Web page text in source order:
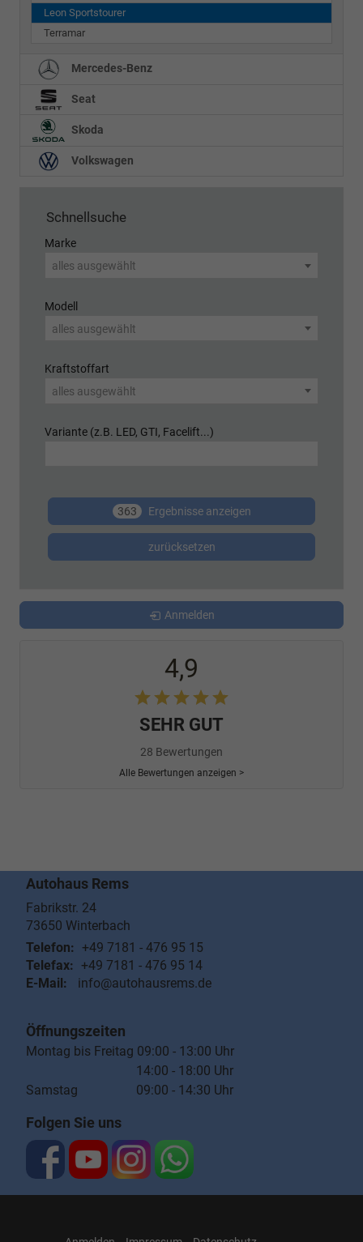
Leon Sportstourer
Terramar
Mercedes-Benz
Seat
Skoda
Volkswagen
Schnellsuche
Marke
alles ausgewählt
Modell
alles ausgewählt
Kraftstoffart
alles ausgewählt
Variante (z.B. LED, GTI, Facelift...)
363 Ergebnisse anzeigen
zurücksetzen
Anmelden
4,9
SEHR GUT
28 Bewertungen
Alle Bewertungen anzeigen >
Autohaus Rems
Fabrikstr. 24
73650 Winterbach
Telefon: +49 7181 - 476 95 15
Telefax: +49 7181 - 476 95 14
E-Mail:
info@autohausrems.de
Öffnungszeiten
Montag bis Freitag 09:00 - 13:00 Uhr
14:00 - 18:00 Uhr
Samstag 09:00 - 14:30 Uhr
Folgen Sie uns